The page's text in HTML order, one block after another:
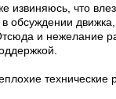
извиняюсь, что
в обсуждении
и нежелание
технические